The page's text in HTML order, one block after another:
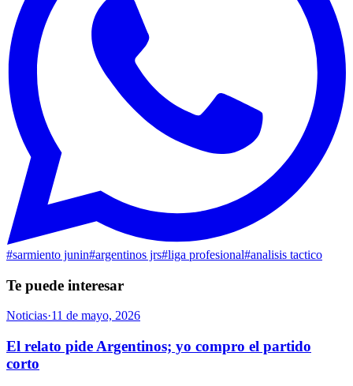
#sarmiento junin#argentinos jrs#liga profesional#analisis tactico
Te puede interesar
Noticias·11 de mayo, 2026
El relato pide Argentinos; yo compro el partido
corto